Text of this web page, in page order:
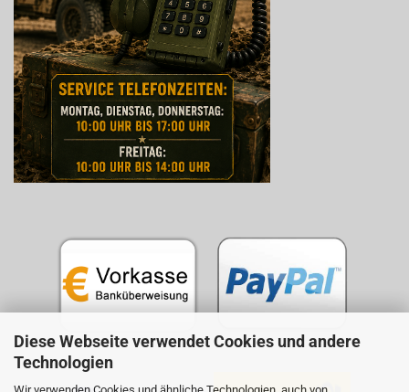
Diese Webseite verwendet Cookies und andere
Technologien
Wir verwenden Cookies und ähnliche Technologien, auch von